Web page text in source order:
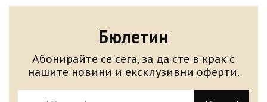
Бюлетин
Абонирайте се сега, за да сте в крак с
нашите новини и ексклузивни оферти.